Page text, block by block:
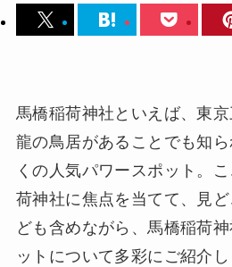
馬橋稲荷神社といえば、東
龍の鳥居があることでも知
くの人気パワースポット。
荷神社に焦点を当てて、見
ども含めながら、馬橋稲荷
ットについて多彩にご紹介し